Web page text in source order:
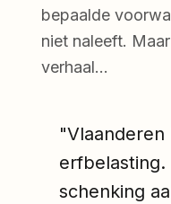
bepaalde
niet naleeft.
verhaal…
"Vlaanderen
erfbelasting.
schenking